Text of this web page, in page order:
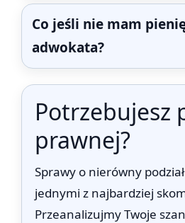
Co jeśli nie mam
adwokata?
Potrzebujesz
prawnej?
Sprawy o nierówny
jednymi z najbardziej
Przeanalizujmy Twoje